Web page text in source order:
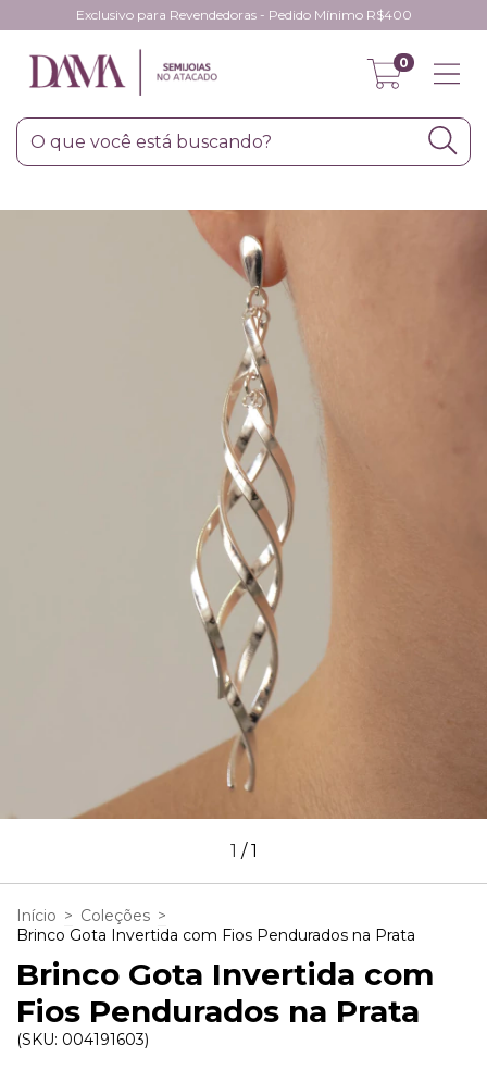
Exclusivo para Revendedoras - Pedido Mínimo R$400
0
1 /1
Início > Coleções >
Brinco Gota Invertida com Fios Pendurados na Prata
Brinco Gota Invertida com
Fios Pendurados na Prata
(SKU: 004191603)